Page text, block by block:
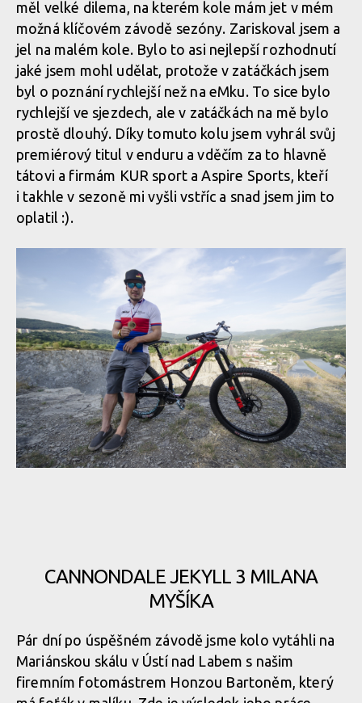
měl velké dilema, na kterém kole mám jet v mém
možná klíčovém závodě sezóny. Zariskoval jsem a
jel na malém kole. Bylo to asi nejlepší rozhodnutí
jaké jsem mohl udělat, protože v zatáčkách jsem
byl o poznání rychlejší než na eMku. To sice bylo
rychlejší ve sjezdech, ale v zatáčkách na mě bylo
prostě dlouhý. Díky tomuto kolu jsem vyhrál svůj
premiérový titul v enduru a vděčím za to hlavně
tátovi a firmám KUR sport a Aspire Sports, kteří
i takhle v sezoně mi vyšli vstříc a snad jsem jim to
oplatil :).
CANNONDALE JEKYLL 3 MILANA
MYŠÍKA
Pár dní po úspěšném závodě jsme kolo vytáhli na
Mariánskou skálu v Ústí nad Labem s našim
firemním fotomástrem Honzou Bartoněm, který